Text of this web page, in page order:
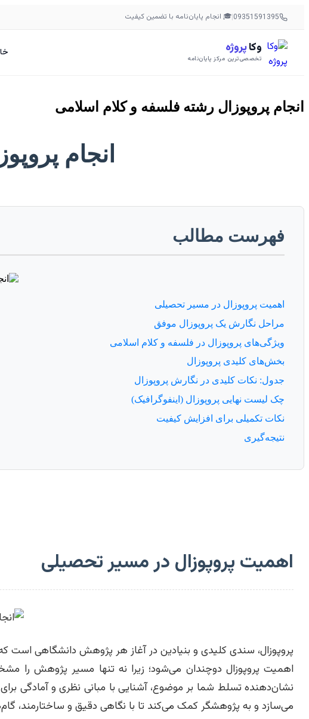
09351591395
|🎓 انجام پایان‌نامه با تضمین کیفیت
وکاپروژه
تخصصی‌ترین مرکز پایان‌نامه
انجام پروپوزال رشته فلسفه و کلام اسلامی
انجام
فهرست مطالب
اهمیت پروپوزال در مسیر تحصیلی
مراحل نگارش یک پروپوزال موفق
ویژگی‌های پروپوزال در فلسفه و کلام اسلامی
بخش‌های کلیدی پروپوزال
جدول: نکات کلیدی در نگارش پروپوزال
چک لیست نهایی پروپوزال (اینفوگرافیک)
نکات تکمیلی برای افزایش کیفیت
نتیجه‌گیری
اهمیت پروپوزال در مسیر تحصیلی
پروپوزال، سندی کلیدی و بنیادین در آغاز هر پژوهش دانشگاهی
اهمیت پروپوزال دوچندان می‌شود؛ زیرا نه تنها مسیر پژوهش را
نشان‌دهنده تسلط شما بر موضوع، آشنایی با مبانی نظری و آمادگی
می‌سازد و به پژوهشگر کمک می‌کند تا با نگاهی دقیق و ساختارمند،